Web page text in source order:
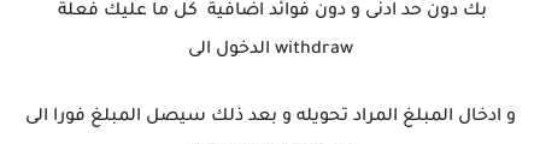
بك دون حد ادنى و دون فوائد اضافية كل ما عليك فعلة
withdraw الدخول الى
و ادخال المبلغ المراد تحويله و بعد ذلك سيصل المبلغ فورا الى